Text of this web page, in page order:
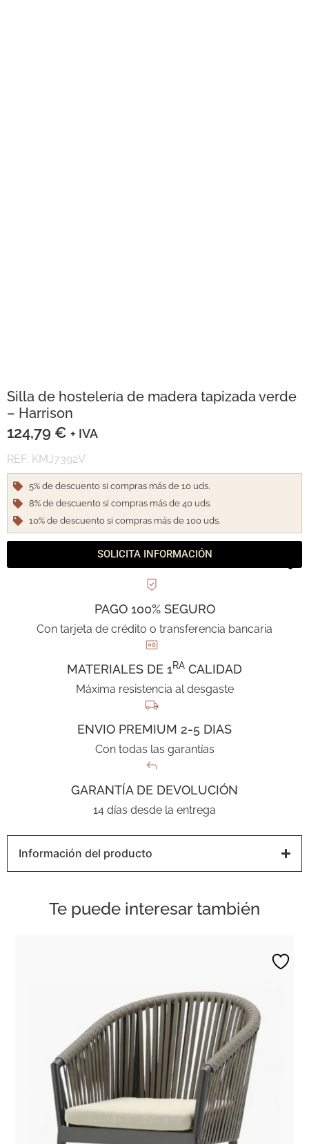
Silla de hostelería de madera tapizada verde
– Harrison
124,79 € + IVA
REF: KMJ7392V
5% de descuento si compras más de 10 uds.
8% de descuento si compras más de 40 uds.
10% de descuento si compras más de 100 uds.
SOLICITA INFORMACIÓN
PAGO 100% SEGURO
Con tarjeta de crédito o transferencia bancaria
MATERIALES DE 1RA CALIDAD
Máxima resistencia al desgaste
ENVIO PREMIUM 2-5 DIAS
Con todas las garantías
GARANTÍA DE DEVOLUCIÓN
14 días desde la entrega
Información del producto
Te puede interesar también